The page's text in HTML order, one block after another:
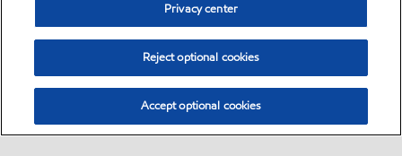
Privacy center
Reject optional cookies
Accept optional cookies